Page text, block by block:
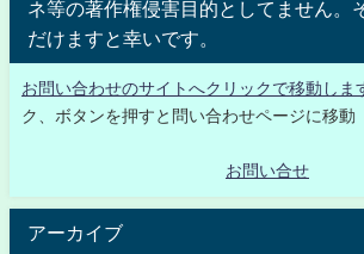
ネ等の著作権侵害目的としてません。
だけますと幸いです。
お問い合わせのサイトへクリックで移動しま
ク、ボタンを押すと問い合わせページに移動
お問い合せ
アーカイブ